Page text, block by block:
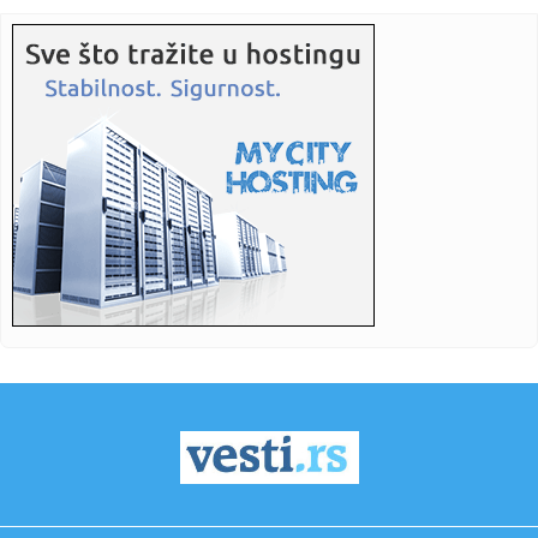
19:03: Smart otkrio novi gradski električni automobil na potpuno
neobi...
19:01:
klasicima
19:00:Na Jokić vs Vembanjama za 800 dinara
19:00:“Rajaner” obustavlja letove ka i iz Niša
18:58:Zelenski stigao u Beograd
VIDEO: Test Omoda 5 SHS-H Prime